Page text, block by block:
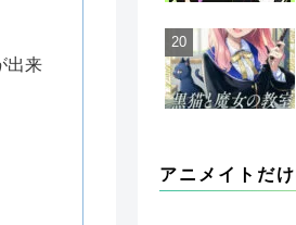
出来
アニメイトだ